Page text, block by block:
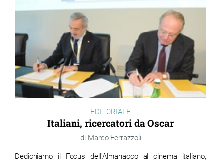
EDITORIALE
Italiani, ricercatori da Oscar
Marco Ferrazzoli
Dedichiamo il Focus dell'Almanacco al cinema italiano,